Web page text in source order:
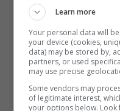
https://
Learn more
Your personal data will
your device (cookies,
data) may be stored by,
partners, or used
may use precise
Some vendors may
of legitimate interest,
your options below.